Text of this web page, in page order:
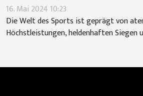
16. Mai 2024 10:23
Die Welt des Sports ist geprägt von
Höchstleistungen, heldenhaften Siegen